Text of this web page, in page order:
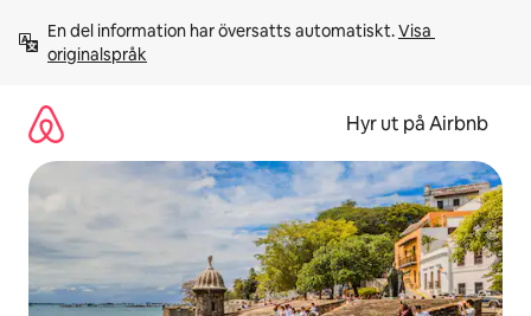
innehåll
En del information har översatts automatiskt. Visa
originalspråk
Hyr ut på Airbnb